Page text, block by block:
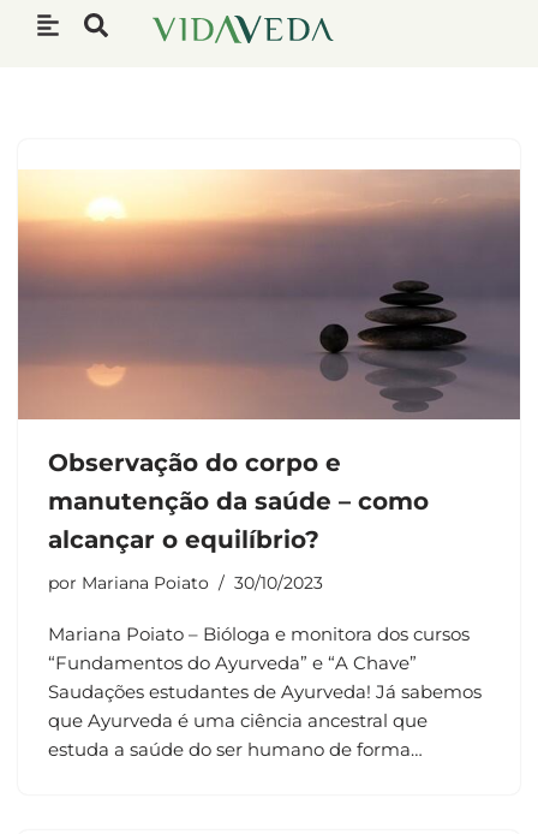
Observação do corpo e
manutenção da saúde – como
alcançar o equilíbrio?
por Mariana Poiato 30/10/2023
Mariana Poiato – Bióloga e monitora dos cursos
“Fundamentos do Ayurveda” e “A Chave”
Saudações estudantes de Ayurveda! Já sabemos
que Ayurveda é uma ciência ancestral que
estuda a saúde do ser humano de forma…